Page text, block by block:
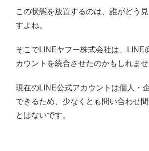
この状態を放置するのは、誰がどう
すよね。
そこでLINEヤフー株式会社は、
カウントを統合させたのかもしれませ
現在のLINE公式アカウントは個人・
できるため、少なくとも問い合わせ
とはないです。